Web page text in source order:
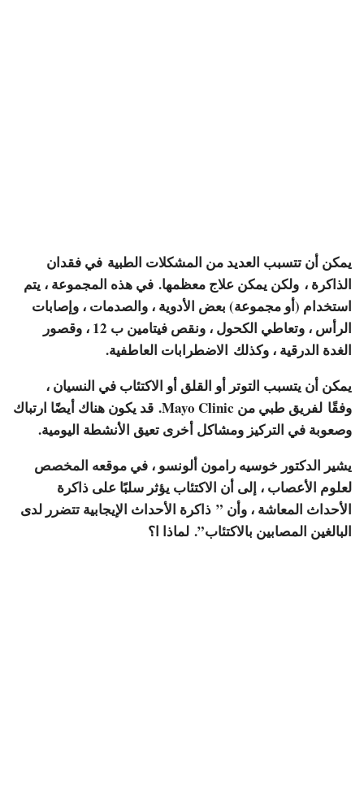
يمكن أن تتسبب العديد من المشكلات الطبية في فقدان
الذاكرة ، ولكن يمكن علاج معظمها. في هذه المجموعة ، يتم
استخدام (أو مجموعة) بعض الأدوية ، والصدمات ، وإصابات
الرأس ، وتعاطي الكحول ، ونقص فيتامين ب 12 ، وقصور
الغدة الدرقية ، وكذلك الاضطرابات العاطفية.
يمكن أن يتسبب التوتر أو القلق أو الاكتئاب في النسيان ،
وفقًا
لفريق طبي من Mayo Clinic. قد يكون هناك أيضًا ارتباك
وصعوبة في التركيز ومشاكل أخرى تعيق الأنشطة اليومية.
يشير الدكتور خوسيه رامون ألونسو ، في موقعه المخصص
لعلوم الأعصاب ، إلى أن الاكتئاب يؤثر سلبًا على ذاكرة
الأحداث المعاشة ، وأن ” ذاكرة الأحداث الإيجابية تتضرر لدى
البالغين المصابين بالاكتئاب”. لماذا ا؟